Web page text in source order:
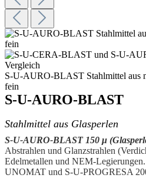
S-U-AURO-BLAST Stahlmittel aus
fein
S-U-AURO-BLAST
Stahlmittel aus Glasperlen
S-U-AURO-BLAST 150 μ
Abstrahlen und Glanzstrahlen
Edelmetallen und NEM-
UNOMAT und S-U-PROGRESA